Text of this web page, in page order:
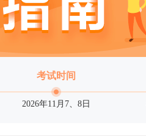
考试时间
2026年11月7、8日